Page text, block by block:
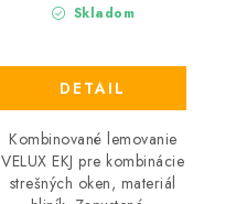
Skladom
DETAIL
Kombinované lemovanie
VELUX EKJ pre kombinácie
strešných oken, materiál